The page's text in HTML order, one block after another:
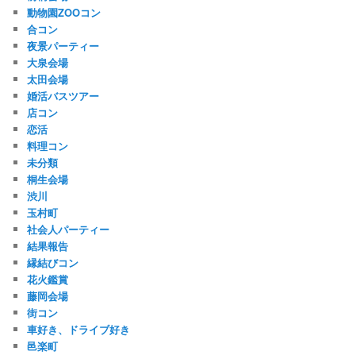
動物園ZOOコン
合コン
夜景パーティー
大泉会場
太田会場
婚活バスツアー
店コン
恋活
料理コン
未分類
桐生会場
渋川
玉村町
社会人パーティー
結果報告
縁結びコン
花火鑑賞
藤岡会場
街コン
車好き、ドライブ好き
邑楽町